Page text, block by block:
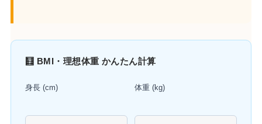
🧮 BMI・理想体重 かんたん計算
身長 (cm) 体重 (kg)